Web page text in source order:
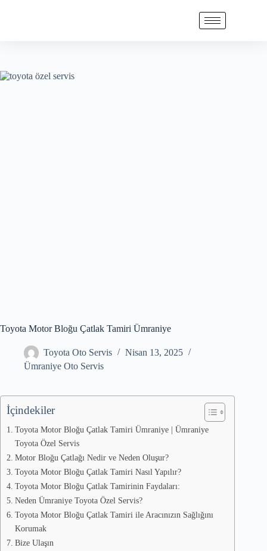
Toyota Motor Bloğu Çatlak Tamiri Ümraniye
Toyota Oto Servis
Nisan 13, 2025
Ümraniye Oto Servis
İçindekiler
Toyota Motor Bloğu Çatlak Tamiri Ümraniye | Ümraniye
Toyota Özel Servis
Motor Bloğu Çatlağı Nedir ve Neden Oluşur?
Toyota Motor Bloğu Çatlak Tamiri Nasıl Yapılır?
Toyota Motor Bloğu Çatlak Tamirinin Faydaları:
Neden Ümraniye Toyota Özel Servis?
Toyota Motor Bloğu Çatlak Tamiri ile Aracınızın Sağlığını
Korumak
Bize Ulaşın